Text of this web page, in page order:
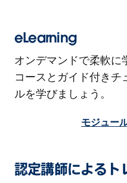
eLearning
オンデマンドで柔軟に
コースとガイド付きチ
ルを学びましょう。
モジュー
認定講師によるト